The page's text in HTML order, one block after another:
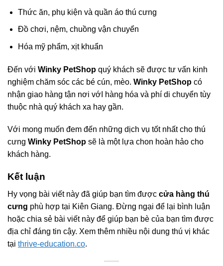
Thức ăn, phụ kiện và quần áo thú cưng
Đồ chơi, nệm, chuồng vận chuyển
Hóa mỹ phẩm, xịt khuẩn
Đến với Winky PetShop quý khách sẽ được tư vấn kinh
nghiệm chăm sóc các bé cún, mèo. Winky PetShop có
nhận giao hàng tận nơi vớI hàng hóa và phí di chuyển tùy
thuộc nhà quý khách xa hay gần.
Với mong muốn đem đến những dịch vụ tốt nhất cho thú
cưng Winky PetShop sẽ là một lựa chon hoàn hảo cho
khách hàng.
Kết luận
Hy vọng bài viết này đã giúp bạn tìm được cửa hàng thú
cưng phù hợp tại Kiên Giang. Đừng ngại để lại bình luận
hoặc chia sẻ bài viết này để giúp bạn bè của bạn tìm được
địa chỉ đáng tin cậy. Xem thêm nhiều nội dung thú vị khác
tại thrive-education.co.